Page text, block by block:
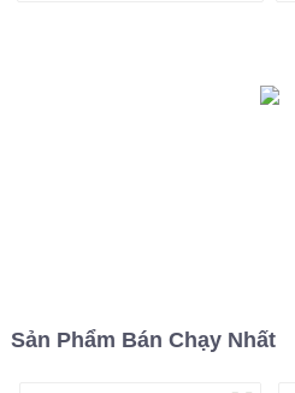
Sản Phẩm Bán Chạy Nhất